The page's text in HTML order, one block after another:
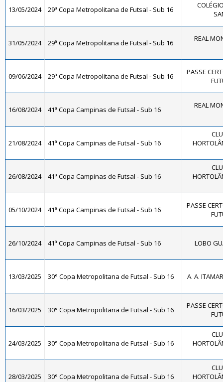
13/05/2024 29ª Copa Metropolitana de Futsal - Sub 16
31/05/2024 29ª Copa Metropolitana de Futsal - Sub 16 REAL
09/06/2024 29ª Copa Metropolitana de Futsal - Sub 16
PASSE
16/08/2024 41ª Copa Campinas de Futsal - Sub 16 REAL
21/08/2024 41ª Copa Campinas de Futsal - Sub 16
26/08/2024 41ª Copa Campinas de Futsal - Sub 16
05/10/2024 41ª Copa Campinas de Futsal - Sub 16
PASSE
26/10/2024 41ª Copa Campinas de Futsal - Sub 16 LOBO
13/03/2025 30° Copa Metropolitana de Futsal - Sub 16 A. A.
16/03/2025 30° Copa Metropolitana de Futsal - Sub 16
PASSE
24/03/2025 30° Copa Metropolitana de Futsal - Sub 16
28/03/2025 30° Copa Metropolitana de Futsal - Sub 16